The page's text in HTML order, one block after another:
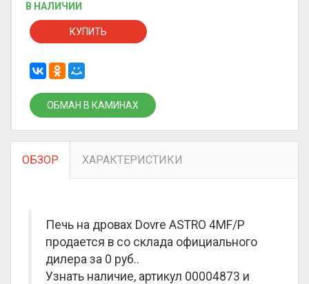
В НАЛИЧИИ
КУПИТЬ
ОБМАН В КАМИНАХ
ОБЗОР ХАРАКТЕРИСТИКИ
Печь на дровах Dovre ASTRO 4MF/P
продается в со склада официального
дилера за 0 руб..
Узнать наличие, артикул 00004873 и